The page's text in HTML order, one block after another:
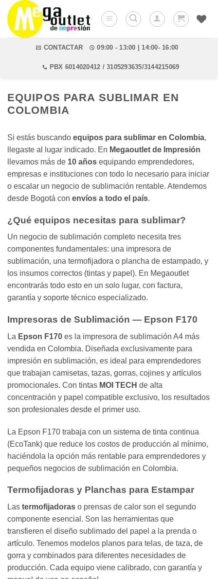
Saltar
contenido
CONTACTAR 09:00 - 13:00 | 14:00- 16:00
PBX 6014020412 / 3105293635/3144215069
EQUIPOS PARA SUBLIMAR EN
COLOMBIA
Si estás buscando equipos para sublimar en Colombia,
llegaste al lugar indicado. En Megaoutlet de Impresión
llevamos más de 10 años equipando emprendedores,
empresas e instituciones con todo lo necesario para iniciar
o escalar un negocio de sublimación rentable. Atendemos
desde Bogotá con envíos a todo el país.
¿Qué equipos necesitas para sublimar?
Un negocio de sublimación completo necesita tres
componentes fundamentales: una impresora de
sublimación, una termofijadora o plancha de estampado, y
los insumos correctos (tintas y papel). En Megaoutlet
encontrarás todo esto en un solo lugar, con factura,
garantía y soporte técnico especializado.
Impresoras de Sublimación — Epson F170
La Epson F170 es la impresora de sublimación A4 más
vendida en Colombia. Diseñada exclusivamente para
impresión en sublimación, es ideal para emprendedores
que trabajan camisetas, tazas, gorras, cojines y artículos
promocionales. Con tintas MOI TECH de alta
concentración y papel compatible exclusivo, los resultados
son profesionales desde el primer uso.
La Epson F170 trabaja con un sistema de tinta continua
(EcoTank) que reduce los costos de producción al mínimo,
haciéndola la opción más rentable para emprendedores y
pequeños negocios de sublimación en Colombia.
Termofijadoras y Planchas para Estampar
Las termofijadoras o prensas de calor son el segundo
componente esencial. Son las herramientas que
transfieren el diseño sublimado del papel a la prenda o
artículo. Tenemos modelos planos para telas, de taza, de
gorra y combinados para diferentes necesidades de
producción. Cada equipo viene calibrado, con garantía y